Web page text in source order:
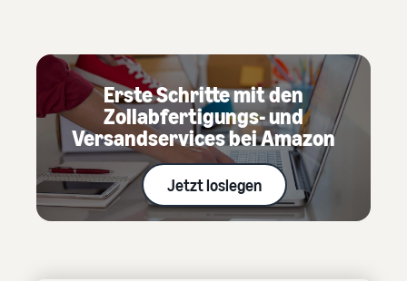
Erste Schritte mit den
Zollabfertigungs- und
Versandservices bei Amazon
Jetzt loslegen